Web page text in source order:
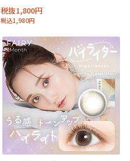
税抜1,800円
税込1,980円